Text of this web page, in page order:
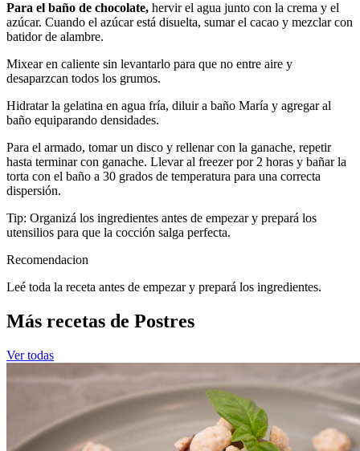
Para el baño de chocolate, hervir el agua junto con la crema y el
azúcar. Cuando el azúcar está disuelta, sumar el cacao y mezclar con
batidor de alambre.
Mixear en caliente sin levantarlo para que no entre aire y
desaparzcan todos los grumos.
Hidratar la gelatina en agua fría, diluir a baño María y agregar al
baño equiparando densidades.
Para el armado, tomar un disco y rellenar con la ganache, repetir
hasta terminar con ganache. Llevar al freezer por 2 horas y bañar la
torta con el baño a 30 grados de temperatura para una correcta
dispersión.
Tip: Organizá los ingredientes antes de empezar y prepará los
utensilios para que la cocción salga perfecta.
Recomendacion
Leé toda la receta antes de empezar y prepará los ingredientes.
Más recetas de Postres
Ver todas